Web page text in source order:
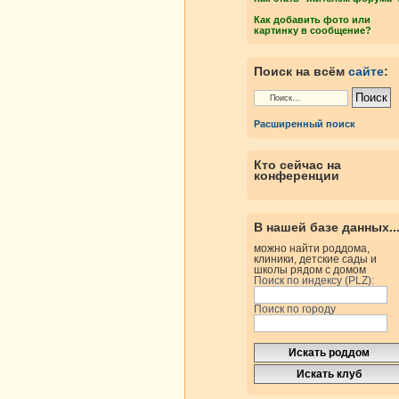
Как добавить фото или
картинку в сообщение?
Поиск на всём сайте:
Расширенный поиск
Кто сейчас на
конференции
В нашей базе данных...
можно найти роддома,
клиники, детские сады и
школы рядом с домом
Поиск по индексу (PLZ):
Поиск по городу